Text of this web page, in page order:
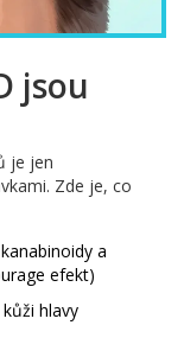
jsou
je jen
Zde je, co
a
efekt)
hlavy